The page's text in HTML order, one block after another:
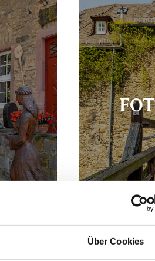
Über Cookies